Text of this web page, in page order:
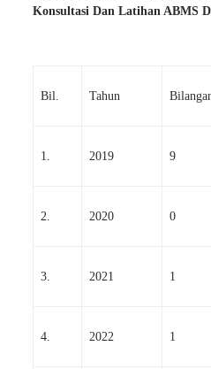
Konsultasi Dan Latihan ABMS
Bil. Tahun
1. 2019 9
2. 2020 0
3. 2021 1
4. 2022 1